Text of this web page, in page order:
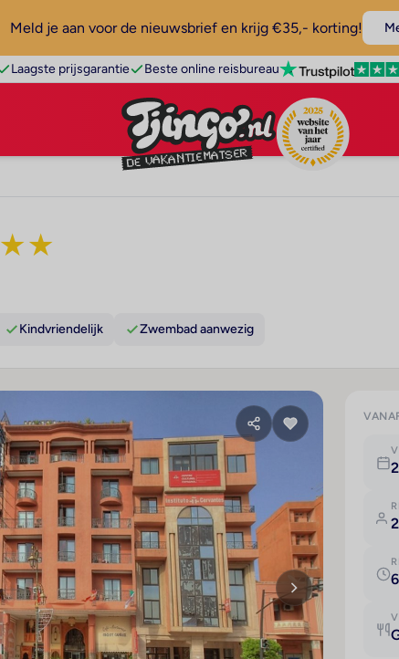
Meld je aan voor de nieuwsbrief en krijg €35,- korting!
Laagste prijsgarantie Beste online reisbureau
★★
Kindvriendelijk Zwembad aanwezig